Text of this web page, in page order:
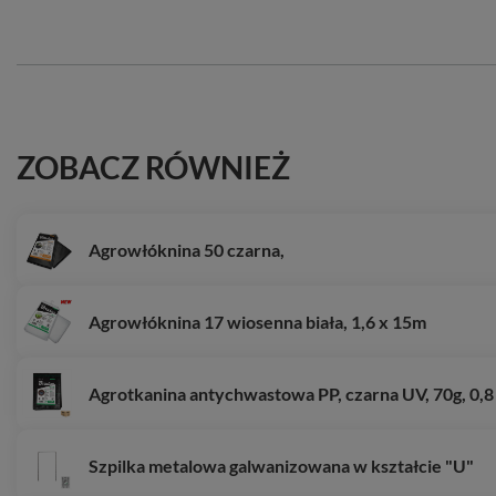
ZOBACZ RÓWNIEŻ
Agrowłóknina 50 czarna,
Agrowłóknina 17 wiosenna biała, 1,6 x 15m
Agrotkanina antychwastowa PP, czarna UV, 70g,
Szpilka metalowa galwanizowana w kształcie "U"